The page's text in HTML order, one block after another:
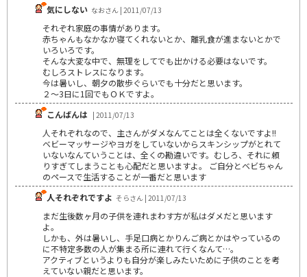
気にしない なおさん | 2011/07/13
それぞれ家庭の事情があります。
赤ちゃんもなかなか寝てくれないとか、離乳食が進まないとかで
いろいろです。
そんな大変な中で、無理をしてでも出かける必要はないです。
むしろストレスになります。
今は暑いし、朝夕の散歩ぐらいでも十分だと思います。
２～3日に1回でもＯＫですよ。
こんばんは | 2011/07/13
人それぞれなので、主さんがダメなんてことは全くないですよ!!
ベビーマッサージやヨガをしていないからスキンシップがとれて
いないなんていうことは、全くの勘違いです。むしろ、それに頼
りすぎてしまうことも心配だと思いますよ。 ご自分とベビちゃん
のペースで生活することが一番だと思います
人それぞれですよ そらさん | 2011/07/13
まだ生後数ヶ月の子供を連れまわす方が私はダメだと思います
よ。
しかも、外は暑いし、手足口病とかりんご病とかはやっているの
に不特定多数の人が集まる所に連れて行くなんて…。
アクティブというよりも自分が楽しみたいために子供のことを考
えていない親だと思います。